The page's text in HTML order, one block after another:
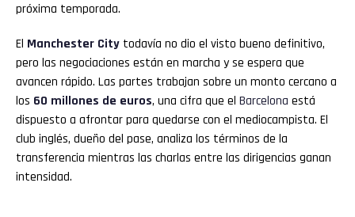
próxima temporada.
El Manchester City todavía no dio el visto bueno definitivo,
pero las negociaciones están en marcha y se espera que
avancen rápido. Las partes trabajan sobre un monto cercano a
los 60 millones de euros, una cifra que el Barcelona está
dispuesto a afrontar para quedarse con el mediocampista. El
club inglés, dueño del pase, analiza los términos de la
transferencia mientras las charlas entre las dirigencias ganan
intensidad.